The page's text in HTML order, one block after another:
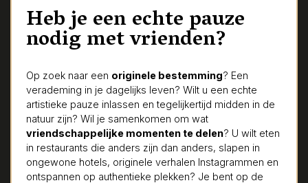
Heb je een echte pauze
nodig met vrienden?
Op zoek naar een originele bestemming? Een
verademing in je dagelijks leven? Wilt u een echte
artistieke pauze inlassen en tegelijkertijd midden in de
natuur zijn? Wil je samenkomen om wat
vriendschappelijke momenten te delen? U wilt eten
in restaurants die anders zijn dan anders, slapen in
ongewone hotels, originele verhalen Instagrammen en
ontspannen op authentieke plekken? Je bent op de